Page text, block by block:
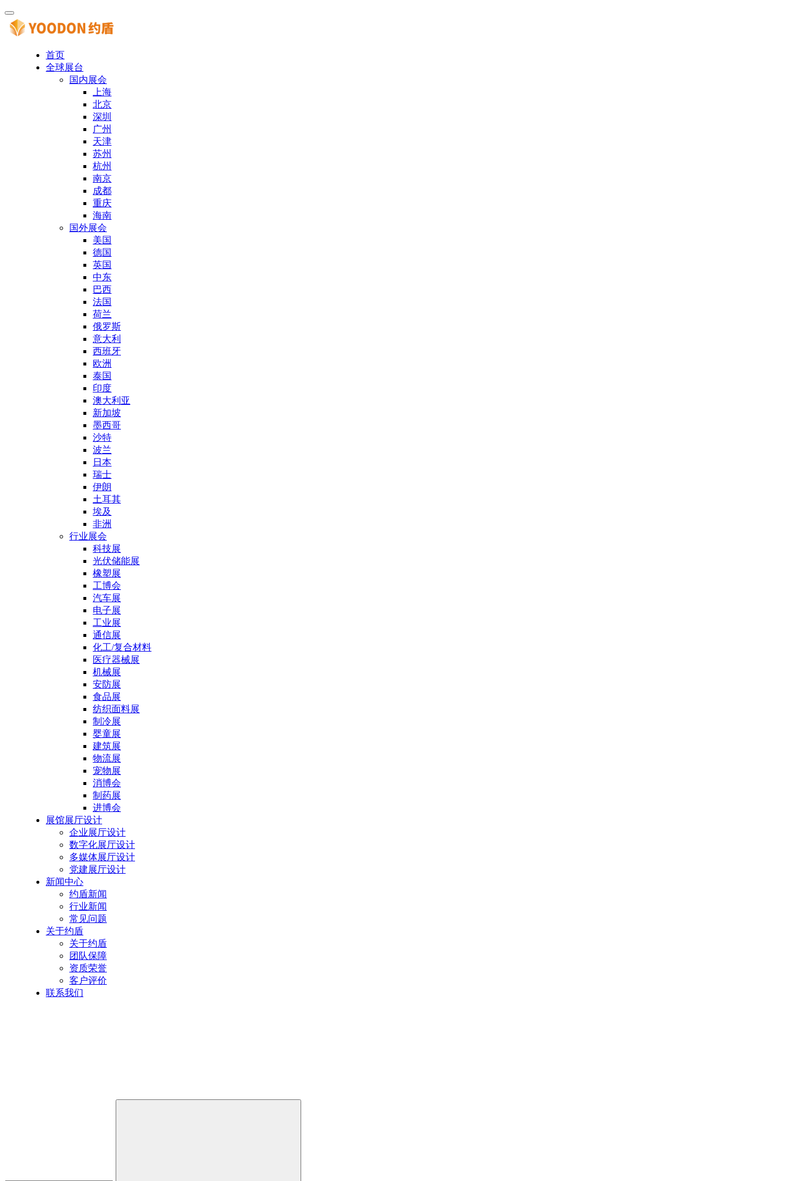
首页
全球展台
国内展会
上海
北京
深圳
广州
天津
苏州
杭州
南京
成都
重庆
海南
国外展会
美国
德国
英国
中东
巴西
法国
荷兰
俄罗斯
意大利
西班牙
欧洲
泰国
印度
澳大利亚
新加坡
墨西哥
沙特
波兰
日本
瑞士
伊朗
土耳其
埃及
非洲
行业展会
科技展
光伏储能展
橡塑展
工博会
汽车展
电子展
工业展
通信展
化工/复合材料
医疗器械展
机械展
安防展
食品展
纺织面料展
制冷展
婴童展
建筑展
物流展
宠物展
消博会
制药展
进博会
展馆展厅设计
企业展厅设计
数字化展厅设计
多媒体展厅设计
党建展厅设计
新闻中心
约盾新闻
行业新闻
常见问题
关于约盾
关于约盾
团队保障
资质荣誉
客户评价
联系我们